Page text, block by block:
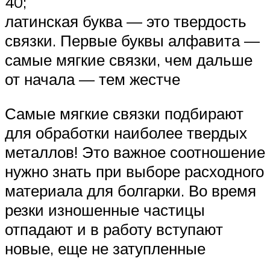
латинская буква — это твердость
связки. Первые буквы алфавита —
самые мягкие связки, чем дальше
от начала — тем жестче
Самые мягкие связки подбирают
для обработки наиболее твердых
металлов! Это важное соотношение
нужно знать при выборе расходного
материала для болгарки. Во время
резки изношенные частицы
отпадают и в работу вступают
новые, еще не затупленные